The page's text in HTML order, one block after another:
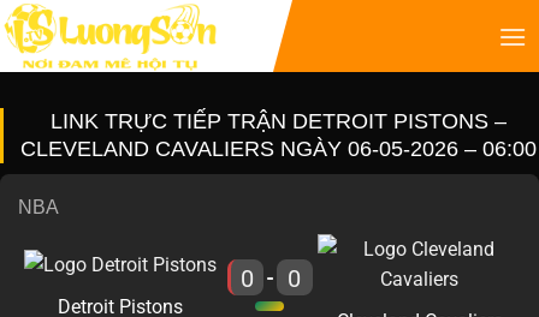
LINK TRỰC TIẾP TRẬN DETROIT PISTONS –
CLEVELAND CAVALIERS NGÀY 06-05-2026 – 06:00
NBA
Detroit Pistons
0 - 0